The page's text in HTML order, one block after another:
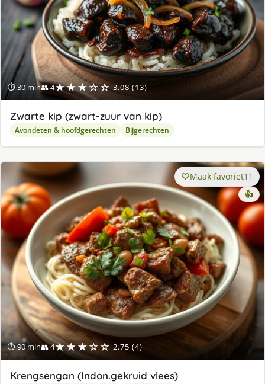
⏱ 30 min👥 4★★★☆☆ 3.08 (13)
Zwarte kip (zwart-zuur van kip)
Avondeten & hoofdgerechten Bijgerechten
⏱ 90 min👥 4★★★☆☆ 2.75 (4)
Maak favoriet11
👍
Krengsengan (Indon.gekruid vlees)